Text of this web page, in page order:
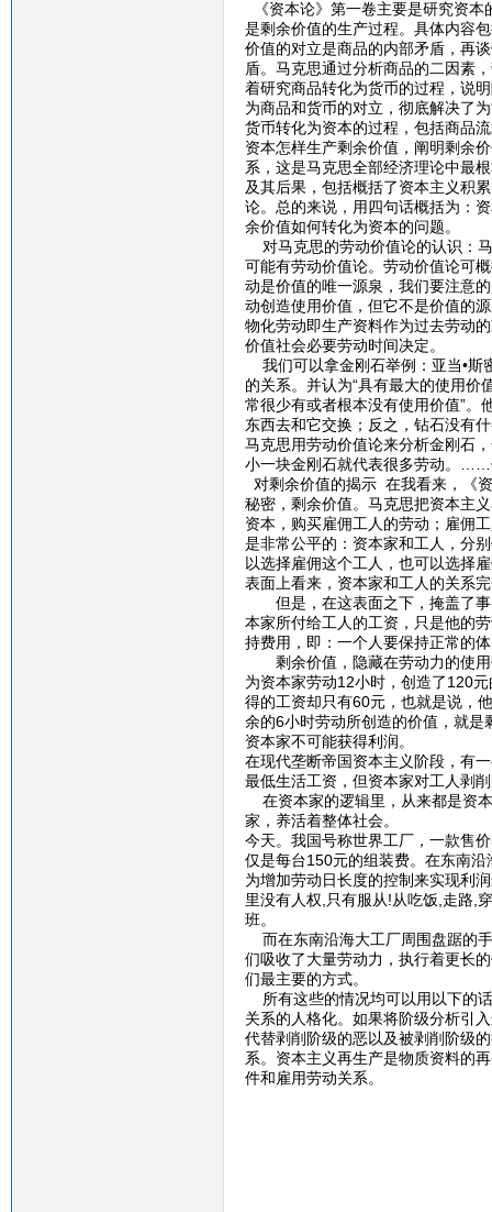
《资本论》第一卷主要是研究资
是剩余价值的生产过程。具体内容
价值的对立是商品的内部矛盾，再
盾。马克思通过分析商品的二因素
着研究商品转化为货币的过程，说
为商品和货币的对立，彻底解决了
货币转化为资本的过程，包括商品
资本怎样生产剩余价值，阐明剩余
系，这是马克思全部经济理论中最
及其后果，包括概括了资本主义积
论。总的来说，用四句话概括为：
余价值如何转化为资本的问题。
对马克思的劳动价值论的认识：
可能有劳动价值论。劳动价值论可
动是价值的唯一源泉，我们要注意
动创造使用价值，但它不是价值的
物化劳动即生产资料作为过去劳动
价值社会必要劳动时间决定。
我们可以拿金刚石举例：亚当•斯
的关系。并认为“具有最大的使用
常很少有或者根本没有使用价值”。
东西去和它交换；反之，钻石没有
马克思用劳动价值论来分析金刚石
小一块金刚石就代表很多劳动。……
对剩余价值的揭示 在我看来，《
秘密，剩余价值。马克思把资本主
资本，购买雇佣工人的劳动；雇佣
是非常公平的：资本家和工人，分
以选择雇佣这个工人，也可以选择
表面上看来，资本家和工人的关系
但是，在这表面之下，掩盖了事
本家所付给工人的工资，只是他的
持费用，即：一个人要保持正常的
剩余价值，隐藏在劳动力的使用
为资本家劳动12小时，创造了120
得的工资却只有60元，也就是说，
余的6小时劳动所创造的价值，就
资本家不可能获得利润。
在现代垄断帝国资本主义阶段，有
最低生活工资，但资本家对工人剥
在资本家的逻辑里，从来都是资
家，养活着整体社会。
今天。我国号称世界工厂，一款售
仅是每台150元的组装费。在东南
为增加劳动日长度的控制来实现利
里没有人权,只有服从!从吃饭,走路,
班。
而在东南沿海大工厂周围盘踞的
们吸收了大量劳动力，执行着更长
们最主要的方式。
所有这些的情况均可以用以下的
关系的人格化。如果将阶级分析引
代替剥削阶级的恶以及被剥削阶级
系。资本主义再生产是物质资料的
件和雇用劳动关系。